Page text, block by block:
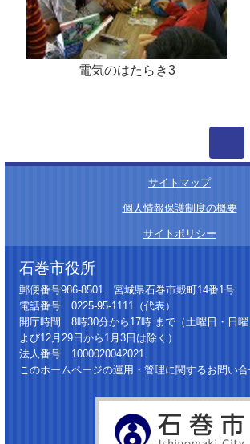
電気のはたらき3
サイトマップ
個人情報保護制度の概要
サイトポリシー
石巻市役所
郵便番号986-8501 宮城県石巻市穀町14番1号
電話番号 0225-95-1111（代表）
開庁時間 8時30分から17時 まで（土曜日・日曜
よび12月29日から1月3日は除く）
法人番号 1000020042021
このホームページの運用・管理に関するお問い